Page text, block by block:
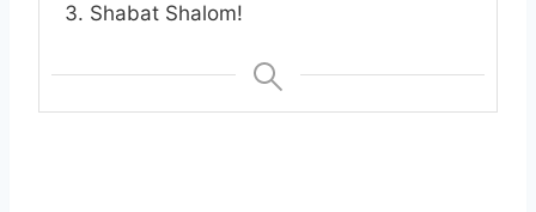
Shabat Shalom!